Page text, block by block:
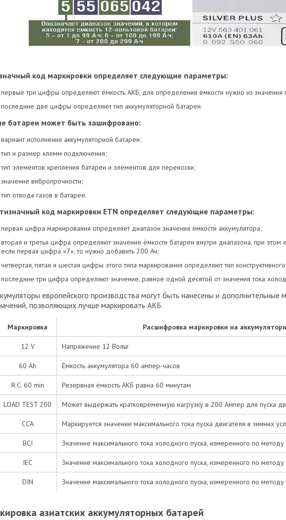
код маркировки определяет следующие параметры:
первые три цифры определяют ёмкость АКБ, для определения ёмкости нужно из
последние две цифры определяют тип аккумуляторной батареи.
батареи может быть зашифровано:
вариант исполнения аккумуляторной батареи;
тип и размер клемм подключения;
тип элементов крепления батареи и элементов для переноски;
значение вибропрочности;
тип отвода газов в батарее.
код маркировки ETN определяет следующие параметры:
первая цифра маркирования определяет диапазон значения ёмкости аккумулятора;
вторая и третья цифра определяют значение ёмкости батареи внутри диапазона, при
если первая цифра «7», то нужно добавить 200 Ач;
четвертая, пятая и шестая цифры этого типа маркирования определяют тип
последние три цифра определяют значение, равное одной десятой от значения тока
европейского производства могут быть нанесены и
позволяющих лучше маркировать АКБ.
Маркировка Расшифровка маркировки на
12 V Напряжение 12 Вольт
60 Ah Ёмкость аккумулятора 60 ампер-часов
R.C. 60 min Резервная ёмкость АКБ равна 60 минутам
LOAD TEST 200 Может выдержать кратковременную нагрузку в 200 Ампер для пуска
CCA Маркируется значение максимального тока пуска двигателя в зимних
BCI Значение максимального тока холодного пуска, измеренного по
IEC Значение максимального тока холодного пуска, измеренного по
DIN Значение максимального тока холодного пуска, измеренного по
азиатских аккумуляторных батарей